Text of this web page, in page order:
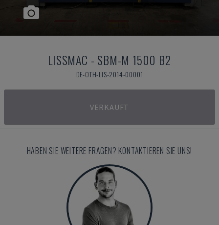
LISSMAC - SBM-M 1500 B2
DE-OTH-LIS-2014-00001
VERKAUFT
HABEN SIE WEITERE FRAGEN? KONTAKTIEREN SIE UNS!